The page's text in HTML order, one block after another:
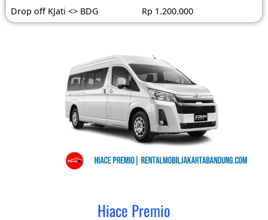
Drop off KJati <> BDG
Rp 1.200.000
Hiace Premio